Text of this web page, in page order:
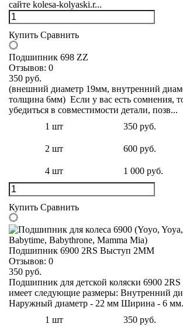
сайте kolesa-kolyaski.r...
Купить Сравнить
Подшипник 698 ZZ
Отзывов: 0
350 руб.
(внешний диаметр 19мм, внутренний
толщина 6мм) Если у вас есть сомнения,
убедиться в совместимости детали, позв...
1 шт
350 руб.
2 шт 600 руб.
4 шт 1 000 руб.
Купить Сравнить
Подшипник 6900 2RS Выступ 2ММ
Отзывов: 0
350 руб.
Подшипник для детской коляски 6900
имеет следующие размеры: Внутренний
Наружный диаметр - 22 мм Ширина - 6
1 шт
350 руб.